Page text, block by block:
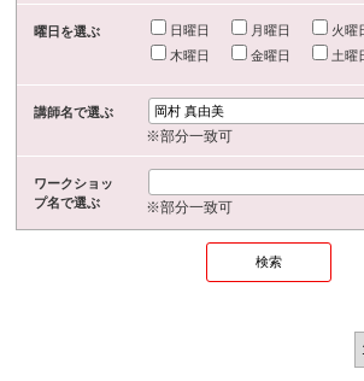
曜日を選ぶ 日曜日 月曜日 火曜
木曜日
金曜日 土曜
講師名で選ぶ
※部分一致可
ワークショッ
プ名で選ぶ
※部分一致可